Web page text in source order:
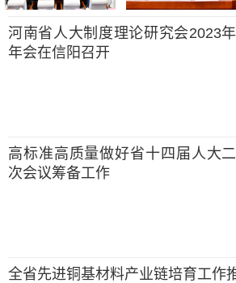
河南省人大制度理论研究会2023年
年会在信阳召开
高标准高质量做好省十四届人大二
次会议筹备工作
全省先进铜基材料产业链培育工作